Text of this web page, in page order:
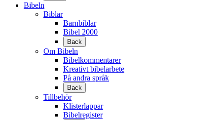
Bibeln
Biblar
Barnbiblar
Bibel 2000
Back
Om Bibeln
Bibelkommentarer
Kreativt bibelarbete
På andra språk
Back
Tillbehör
Klisterlappar
Bibelregister